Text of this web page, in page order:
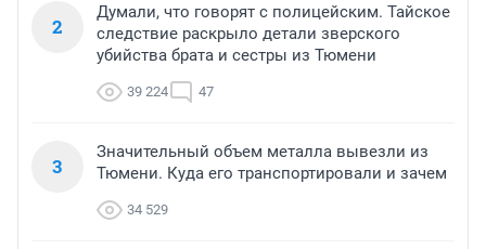
2
Думали, что говорят с полицейским. Тайское
следствие раскрыло детали зверского
убийства брата и сестры из Тюмени
39 224 47
3
Значительный объем металла вывезли из
Тюмени. Куда его транспортировали и зачем
34 529